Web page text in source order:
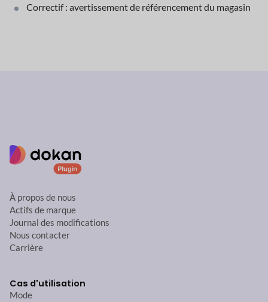
Correctif : avertissement de référencement du magasin
À propos de nous
Actifs de marque
Journal des modifications
Nous contacter
Carrière
Cas d'utilisation
Mode